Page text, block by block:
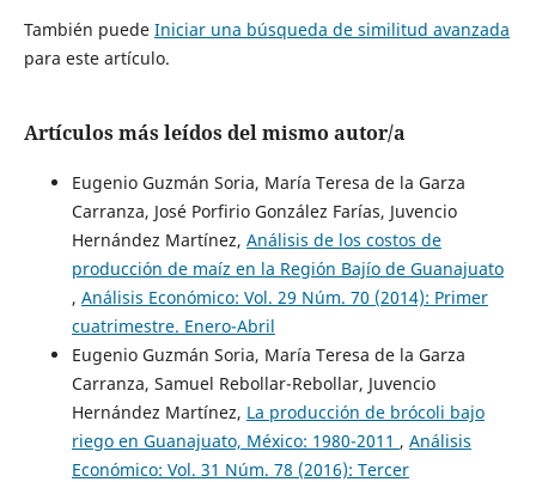
También puede Iniciar una búsqueda de similitud avanzada
para este artículo.
Artículos más leídos del mismo autor/a
Eugenio Guzmán Soria, María Teresa de la Garza
Carranza, José Porfirio González Farías, Juvencio
Hernández Martínez, Análisis de los costos de
producción de maíz en la Región Bajío de Guanajuato
, Análisis Económico: Vol. 29 Núm. 70 (2014): Primer
cuatrimestre. Enero-Abril
Eugenio Guzmán Soria, María Teresa de la Garza
Carranza, Samuel Rebollar-Rebollar, Juvencio
Hernández Martínez, La producción de brócoli bajo
riego en Guanajuato, México: 1980-2011 , Análisis
Económico: Vol. 31 Núm. 78 (2016): Tercer